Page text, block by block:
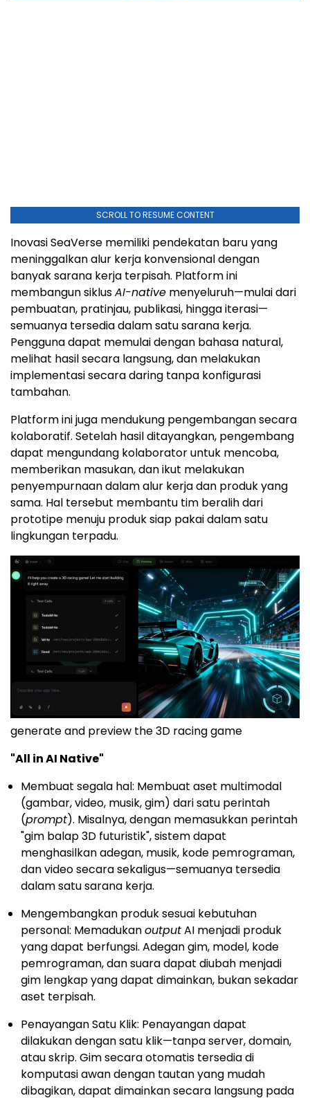
SCROLL TO RESUME CONTENT
Inovasi SeaVerse memiliki pendekatan baru yang
meninggalkan alur kerja konvensional dengan
banyak sarana kerja terpisah. Platform ini
membangun siklusAI-native menyeluruh—mulai dari
pembuatan, pratinjau, publikasi, hingga iterasi—
semuanya tersedia dalam satu sarana kerja.
Pengguna dapat memulai dengan bahasa natural,
melihat hasil secara langsung, dan melakukan
implementasi secara daring tanpa konfigurasi
tambahan.
Platform ini juga mendukung pengembangan secara
kolaboratif. Setelah hasil ditayangkan, pengembang
dapat mengundang kolaborator untuk mencoba,
memberikan masukan, dan ikut melakukan
penyempurnaan dalam alur kerja dan produk yang
sama. Hal tersebut membantu tim beralih dari
prototipe menuju produk siap pakai dalam satu
lingkungan terpadu.
generate and preview the 3D racing game
"All in AI Native"
Membuat segala hal: Membuat aset multimodal
(gambar, video, musik, gim) dari satu perintah
(prompt). Misalnya, dengan memasukkan perintah
"gim balap 3D futuristik", sistem dapat
menghasilkan adegan, musik, kode pemrograman,
dan video secara sekaligus—semuanya tersedia
dalam satu sarana kerja.
Mengembangkan produk sesuai kebutuhan
personal: MemadukanoutputAI menjadi produk
yang dapat berfungsi. Adegan gim, model, kode
pemrograman, dan suara dapat diubah menjadi
gim lengkap yang dapat dimainkan, bukan sekadar
aset terpisah.
Penayangan Satu Klik: Penayangan dapat
dilakukan dengan satu klik—tanpa server, domain,
atau skrip. Gim secara otomatis tersedia di
komputasi awan dengan tautan yang mudah
dibagikan, dapat dimainkan secara langsung pada